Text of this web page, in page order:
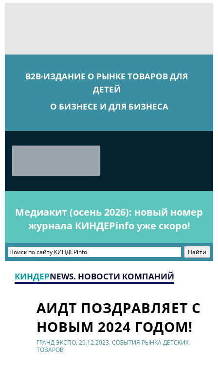
B2B-ИЗДАНИЕ О РЫНКЕ ТОВАРОВ ДЛЯ
ДЕТЕЙ
О БИЗНЕСЕ И ДЛЯ БИЗНЕСА
Медиакит (осень 2026): новый номер
журнала КИНДЕРinfo уже скоро!
КИНДЕРNEWS. НОВОСТИ КОМПАНИЙ
АИДТ ПОЗДРАВЛЯЕТ С
НОВЫМ 2024 ГОДОМ!
ГРАНД ЭКСПО. 29.12.2023. СОБЫТИЯ РЫНКА ДЕТСКИХ
ТОВАРОВ